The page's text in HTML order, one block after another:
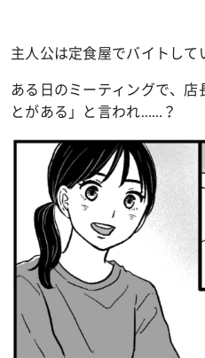
主人公は定食屋でバイトして
ある日のミーティングで、
とがある」と言われ……？